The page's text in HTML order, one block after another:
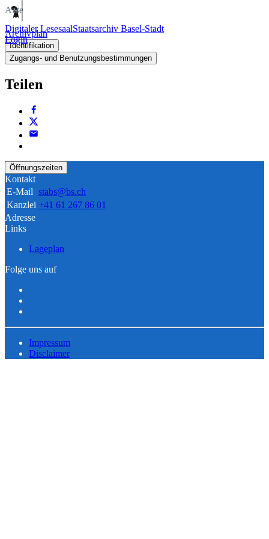
Digitaler LesesaalStaatsarchiv Basel-Stadt
Login
Akte
Archivplan
Identifikation
Zugangs- und Benutzungsbestimmungen
Teilen
Öffnungszeiten
Kontakt
E-Mail stabs@bs.ch
Kanzlei +41 61 267 86 01
Adresse
Links
Lageplan
Folge uns auf
Impressum
Disclaimer